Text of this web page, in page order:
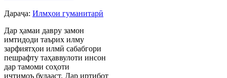
Дараҷа: Илмҳои гуманитарӣ
Дар ҳамаи давру замон
имтидоди таърих илму
зарфиятҳои илмӣ сабабгори
пешрафту таҳаввулоти инсон
дар тамоми соҳоти
иҷтимоъ будааст. Дар иртибот